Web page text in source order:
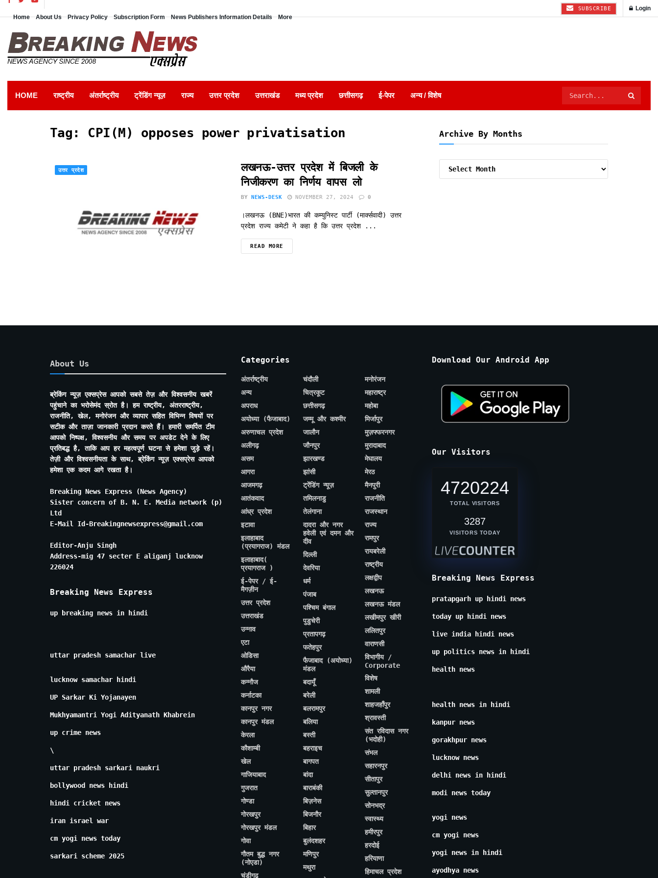
Home About Us Privacy Policy Subscription Form News Publishers Information Details More
SUBSCRIBE Login
HOME राष्ट्रीय अंतर्राष्ट्रीय ट्रेंडिंग न्यूज़ राज्य उत्तर प्रदेश उत्तराखंड मध्य प्रदेश छत्तीसगढ़ ई-पेपर अन्य / विशेष
Tag: CPI(M) opposes power privatisation
उत्तर प्रदेश
लखनऊ-उत्तर प्रदेश में बिजली के
निजीकरण का निर्णय वापस लो
BY NEWS-DESK NOVEMBER 27, 2024 0
।लखनऊ (BNE)भारत की कम्युनिस्ट पार्टी (मार्क्सवादी) उत्तर
प्रदेश राज्य कमेटी ने कहा है कि उत्तर प्रदेश ...
READ MORE
Archive By Months
About Us
ब्रेकिंग न्यूज़ एक्सप्रेस आपको सबसे तेज़ और विश्वसनीय खबरें
पहुंचाने का भरोसेमंद स्रोत है। हम राष्ट्रीय, अंतरराष्ट्रीय,
राजनीति, खेल, मनोरंजन और व्यापार सहित विभिन्न विषयों पर
सटीक और ताज़ा जानकारी प्रदान करते हैं। हमारी समर्पित टीम
आपको निष्पक्ष, विश्वसनीय और समय पर अपडेट देने के लिए
प्रतिबद्ध है, ताकि आप हर महत्वपूर्ण घटना से हमेशा जुड़े रहें।
तेज़ी और विश्वसनीयता के साथ, ब्रेकिंग न्यूज़ एक्सप्रेस आपको
हमेशा एक कदम आगे रखता है।
Breaking News Express (News Agency)
Sister concern of B. N. E. Media network (p)
Ltd
E-Mail Id-Breakingnewsexpress@gmail.com
Editor-Anju Singh
Address-mig 47 secter E aliganj lucknow
226024
Breaking News Express
up breaking news in hindi
uttar pradesh samachar live
lucknow samachar hindi
UP Sarkar Ki Yojanayen
Mukhyamantri Yogi Adityanath Khabrein
up crime news
\
uttar pradesh sarkari naukri
bollywood news hindi
hindi cricket news
iran israel war
cm yogi news today
sarkari scheme 2025
Categories
अंतर्राष्ट्रीय
अन्य
अपराध
अयोध्या (फैजाबाद)
अरुणाचल प्रदेश
अलीगढ़
असम
आगरा
आजमगढ़
आतंकवाद
आंध्र प्रदेश
इटावा
इलाहाबाद
(प्रयागराज) मंडल
इलाहाबाद(
प्रयागराज )
ई-पेपर / ई-
मैगज़ीन
उत्तर प्रदेश
उत्तराखंड
उन्नाव
एटा
ओडिसा
औरैया
कन्नौज
कर्नाटका
कानपुर नगर
कानपुर मंडल
केरला
कौशाम्बी
खेल
गाजियाबाद
गुजरात
गोण्डा
गोरखपुर
गोरखपुर मंडल
गोवा
गौतम बुद्ध नगर
(नोएडा)
चंडीगढ़
चंदौली
चित्रकूट
छत्तीसगढ़
जम्मू और कश्मीर
जालौन
जौनपुर
झारखण्ड
झांसी
ट्रेंडिंग न्यूज़
तमिलनाडु
तेलंगाना
दादरा और नगर
हवेली एवं दमन और
दीव
दिल्ली
देवरिया
धर्म
पंजाब
पश्चिम बंगाल
पुडुचेरी
प्रतापगढ़
फतेहपुर
फैजाबाद (अयोध्या)
मंडल
बदायूँ
बरेली
बलरामपुर
बलिया
बस्ती
बहराइच
बागपत
बांदा
बाराबंकी
बिज़नेस
बिजनौर
बिहार
बुलंदशहर
मणिपुर
मथुरा
मनोरंजन
महाराष्ट्र
महोबा
मिर्जापुर
मुज़फ्फरनगर
मुरादाबाद
मेघालय
मेरठ
मैनपुरी
राजनीति
राजस्थान
राज्य
रामपुर
रायबरेली
राष्ट्रीय
लक्षद्वीप
लखनऊ
लखनऊ मंडल
लखीमपुर खीरी
ललितपुर
वाराणसी
विभागीय /
Corporate
विशेष
शामली
शाहजहाँपुर
श्रावस्ती
संत रविदास नगर
(भदोही)
संभल
सहारनपुर
सीतापुर
सुल्तानपुर
सोनभद्र
स्वास्थ्य
हमीरपुर
हरदोई
हरियाणा
हिमाचल प्रदेश
Download Our Android App
Our Visitors
4720224
TOTAL VISITORS
3287
VISITORS TODAY
Breaking News Express
pratapgarh up hindi news
today up hindi news
live india hindi news
up politics news in hindi
health news
health news in hindi
kanpur news
gorakhpur news
lucknow news
delhi news in hindi
modi news today
yogi news
cm yogi news
yogi news in hindi
ayodhya news